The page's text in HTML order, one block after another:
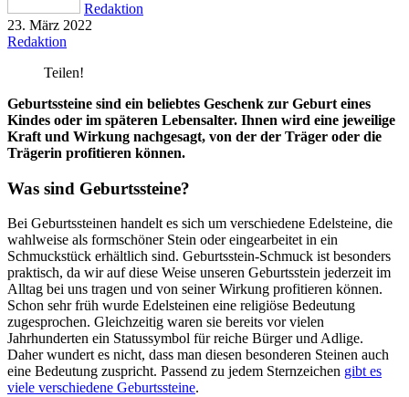
Redaktion
23. März 2022
Redaktion
Teilen!
Geburtssteine sind ein beliebtes Geschenk zur Geburt eines
Kindes oder im späteren Lebensalter. Ihnen wird eine jeweilige
Kraft und Wirkung nachgesagt, von der der Träger oder die
Trägerin profitieren können.
Was sind Geburtssteine?
Bei Geburtssteinen handelt es sich um verschiedene Edelsteine, die
wahlweise als formschöner Stein oder eingearbeitet in ein
Schmuckstück erhältlich sind. Geburtsstein-Schmuck ist besonders
praktisch, da wir auf diese Weise unseren Geburtsstein jederzeit im
Alltag bei uns tragen und von seiner Wirkung profitieren können.
Schon sehr früh wurde Edelsteinen eine religiöse Bedeutung
zugesprochen. Gleichzeitig waren sie bereits vor vielen
Jahrhunderten ein Statussymbol für reiche Bürger und Adlige.
Daher wundert es nicht, dass man diesen besonderen Steinen auch
eine Bedeutung zuspricht. Passend zu jedem Sternzeichen gibt es
viele verschiedene Geburtssteine.